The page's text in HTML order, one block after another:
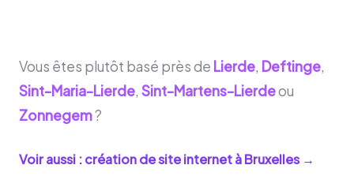
Vous êtes plutôt basé près de Lierde, Deftinge,
Sint-Maria-Lierde, Sint-Martens-Lierdeou
Zonnegem?
Voir aussi : création de site internet àBruxelles→